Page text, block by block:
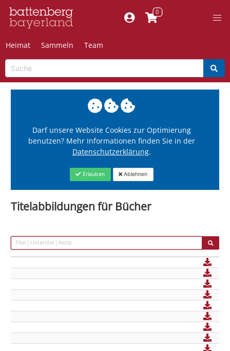
Heimat Sammeln Team
Darf unsere Website Cookies zur Optimierung
benutzen? Mehr Informationen finden Sie in der
Datenschutzerklärung.
Erlauben Ablehnen
Titelabbildungen für Bücher